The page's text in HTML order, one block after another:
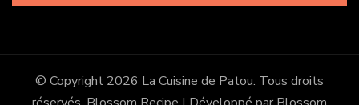
© Copyright 2026 La Cuisine de Patou. Tous droits